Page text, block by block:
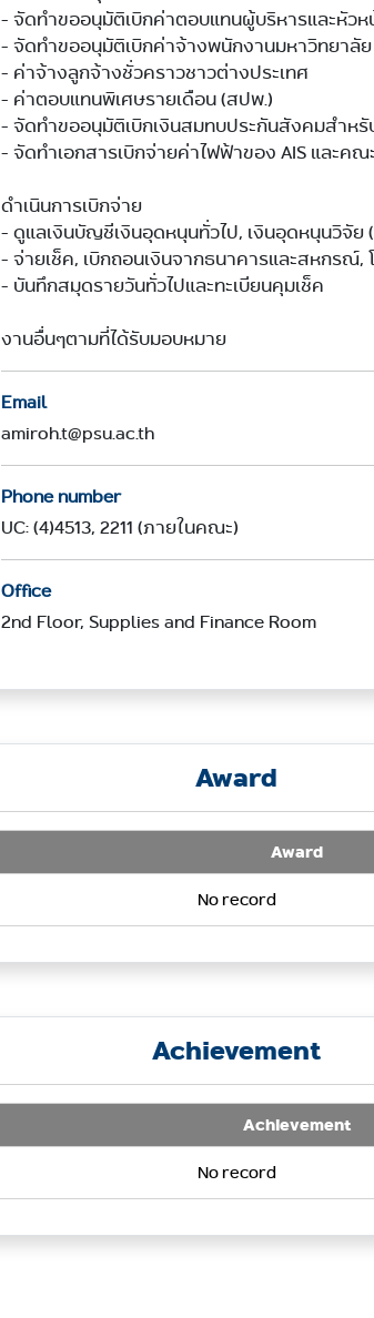
- จัดทำขออนุมัติเบิกค่าตอบแทนผู้บริหารและหัวห
- จัดทำขออนุมัติเบิกค่าจ้างพนักงานมหาวิทยาลัย
- ค่าจ้างลูกจ้างชั่วคราวชาวต่างประเทศ
- ค่าตอบแทนพิเศษรายเดือน (สปพ.)
- จัดทำขออนุมัติเบิกเงินสมทบประกันสังคมสำห
- จัดทำเอกสารเบิกจ่ายค่าไฟฟ้าของ AIS และคณ
ดำเนินการเบิกจ่าย
- ดูแลเงินบัญชีเงินอุดหนุนทั่วไป, เงินอุดหนุนวิจัย (
- จ่ายเช็ค, เบิกถอนเงินจากธนาคารและสหกรณ์,
- บันทึกสมุดรายวันทั่วไปและทะเบียนคุมเช็ค
งานอื่นๆตามที่ได้รับมอบหมาย
Email
amiroh.t@psu.ac.th
Phone number
UC: (4)4513, 2211 (ภายในคณะ)
Office
2nd Floor, Supplies and Finance Room
Award
Award
No record
Achievement
Achievement
No record